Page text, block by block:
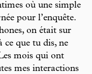
où une simple
pour l’enquête.
on était sur
ce que tu dis, ne
mois qui ont
mes interactions